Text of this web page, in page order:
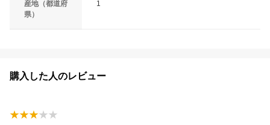
産地（都道府
県）
1
購入した人のレビュー